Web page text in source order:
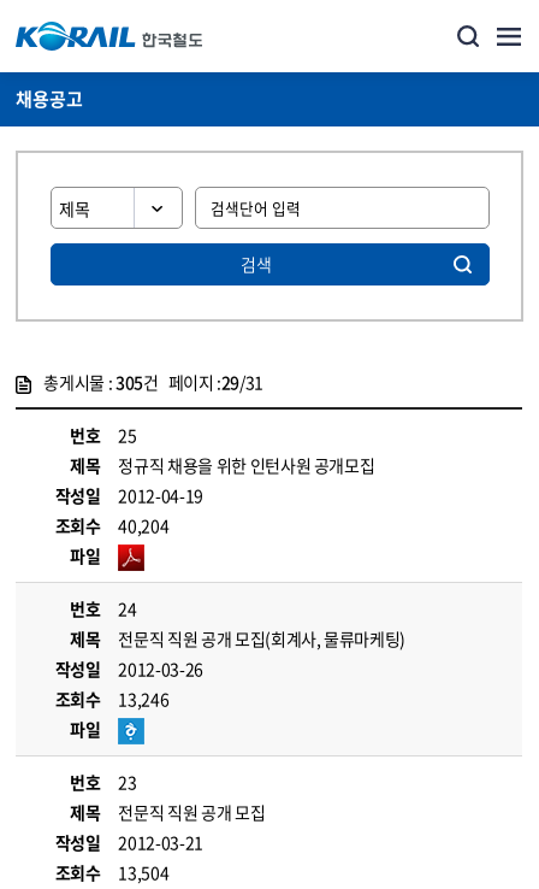
채용공고
검색
총게시물 :305건 페이지 :29/31
번호
25
제목
정규직 채용을 위한 인턴사원 공개모집
작성일
2012-04-19
조회수
40,204
파일
번호
24
제목
전문직 직원 공개 모집(회계사, 물류마케팅)
작성일
2012-03-26
조회수
13,246
파일
번호
23
제목
전문직 직원 공개 모집
작성일
2012-03-21
조회수
13,504